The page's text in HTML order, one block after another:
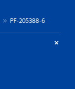
PF-205388-6